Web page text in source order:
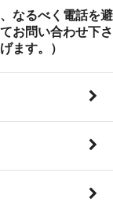
なるべく電話を避
お問い合わせ下さ
ます。）